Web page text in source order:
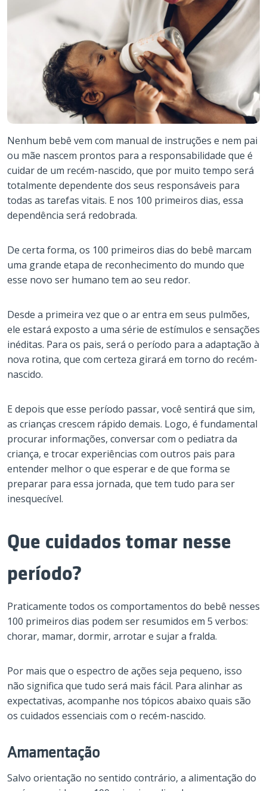
Nenhum bebê vem com manual de instruções e nem pai
ou mãe nascem prontos para a responsabilidade que é
cuidar de um recém-nascido, que por muito tempo será
totalmente dependente dos seus responsáveis para
todas as tarefas vitais. E nos 100 primeiros dias, essa
dependência será redobrada.
De certa forma, os 100 primeiros dias do bebê marcam
uma grande etapa de reconhecimento do mundo que
esse novo ser humano tem ao seu redor.
Desde a primeira vez que o ar entra em seus pulmões,
ele estará exposto a uma série de estímulos e sensações
inéditas. Para os pais, será o período para a adaptação à
nova rotina, que com certeza girará em torno do recém-
nascido.
E depois que esse período passar, você sentirá que sim,
as crianças crescem rápido demais. Logo, é fundamental
procurar informações, conversar com o pediatra da
criança, e trocar experiências com outros pais para
entender melhor o que esperar e de que forma se
preparar para essa jornada, que tem tudo para ser
inesquecível.
Que cuidados tomar nesse
período?
Praticamente todos os comportamentos do bebê nesses
100 primeiros dias podem ser resumidos em 5 verbos:
chorar, mamar, dormir, arrotar e sujar a fralda.
Por mais que o espectro de ações seja pequeno, isso
não significa que tudo será mais fácil. Para alinhar as
expectativas, acompanhe nos tópicos abaixo quais são
os cuidados essenciais com o recém-nascido.
Amamentação
Salvo orientação no sentido contrário, a alimentação do